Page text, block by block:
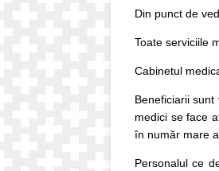
Din punct de
Toate serviciile
Cabinetul
Beneficiarii
medici se face
în număr mare
Personalul ce